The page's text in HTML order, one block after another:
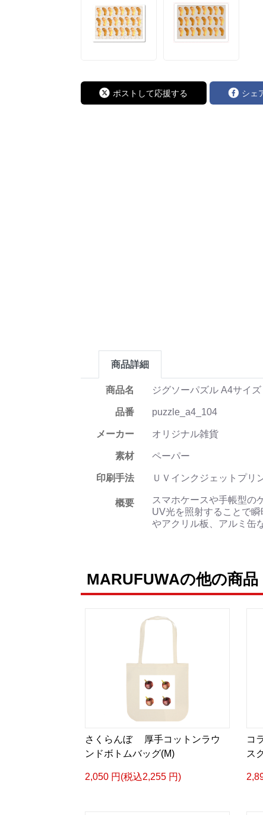
ポストして応援する シェ
商品詳細
商品名 ジグソーパズル A4サイズ
品番 puzzle_a4_104
メーカー オリジナル雑貨
素材 ペーパー
印刷手法 ＵＶインクジェットプリ
概要
スマホケースや手帳型の
UV光を照射することで
やアクリル板、アルミ缶
MARUFUWAの他の商品
さくらんぼ 厚手コットンラウ
ンドボトムバッグ(M)
2,050 円(税込2,255 円)
コ
ス